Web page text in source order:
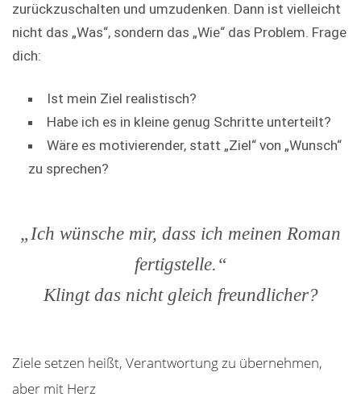
zurückzuschalten und umzudenken. Dann ist vielleicht
nicht das „Was“, sondern das „Wie“ das Problem. Frage
dich:
Ist mein Ziel realistisch?
Habe ich es in kleine genug Schritte unterteilt?
Wäre es motivierender, statt „Ziel“ von „Wunsch“
zu sprechen?
„Ich wünsche mir, dass ich meinen Roman
fertigstelle.“
Klingt das nicht gleich freundlicher?
Ziele setzen heißt, Verantwortung zu übernehmen,
aber mit Herz